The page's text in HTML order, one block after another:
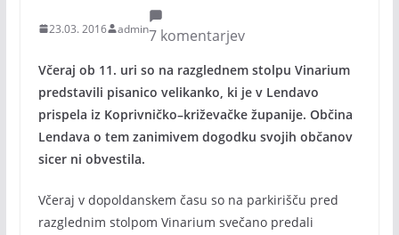
23.03. 2016 admin7 komentarjev
Včeraj ob 11. uri so na razglednem stolpu Vinarium
predstavili pisanico velikanko, ki je v Lendavo
prispela iz Koprivničko–križevačke županije. Občina
Lendava o tem zanimivem dogodku svojih občanov
sicer ni obvestila.
Včeraj v dopoldanskem času so na parkirišču pred
razglednim stolpom Vinarium svečano predali